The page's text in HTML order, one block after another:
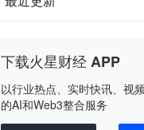
下载火星财经 APP
以行业热点、实时快讯、视
的AI和Web3整合服务